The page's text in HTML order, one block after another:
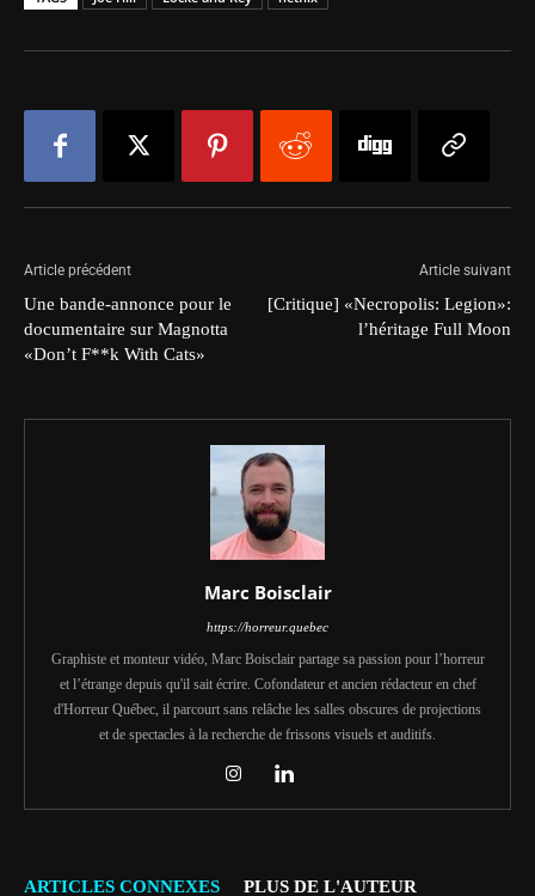
Article précédent
Une bande-annonce pour le
documentaire sur Magnotta
«Don’t F**k With Cats»
Article suivant
[Critique] «Necropolis: Legion»:
l’héritage Full Moon
Marc Boisclair
https://horreur.quebec
Graphiste et monteur vidéo, Marc Boisclair partage sa passion pour l’horreur
et l’étrange depuis qu'il sait écrire. Cofondateur et ancien rédacteur en chef
d'Horreur Québec, il parcourt sans relâche les salles obscures de projections
et de spectacles à la recherche de frissons visuels et auditifs.
ARTICLES CONNEXES PLUS DE L'AUTEUR